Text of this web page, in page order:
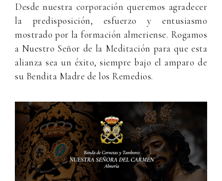
Desde nuestra corporación queremos agradecer
la predisposición, esfuerzo y entusiasmo
mostrado por la formación almeriense. Rogamos
a Nuestro Señor de la Meditación para que esta
alianza sea un éxito, siempre bajo el amparo de
su Bendita Madre de los Remedios.